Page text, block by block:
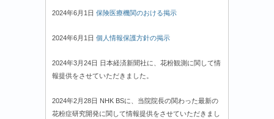
2024年6月1日 保険医療機関のおける掲示
2024年6月1日 個人情報保護方針の掲示
2024年3月24日 日本経済新聞社に、花粉観測に関して情
報提供をさせていただきました。
2024年2月28日 NHK BSに、当院院長の関わった最新の
花粉症研究開発に関して情報提供をさせていただきまし